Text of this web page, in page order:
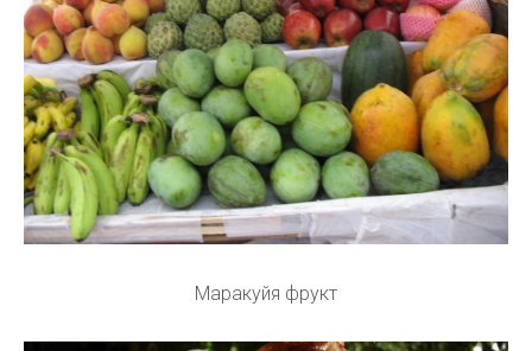
Маракуйя фрукт